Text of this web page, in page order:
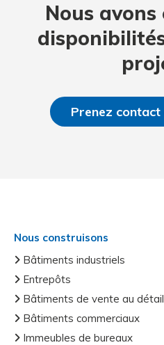
Nous avons
Prenez
Nous construisons
Bâtiments industriels
Entrepôts
Bâtiments de vente au détail
Bâtiments commerciaux
Immeubles de bureaux